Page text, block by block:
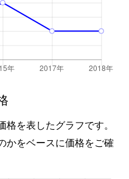
を表したグラフです。
かをベースに価格をご確